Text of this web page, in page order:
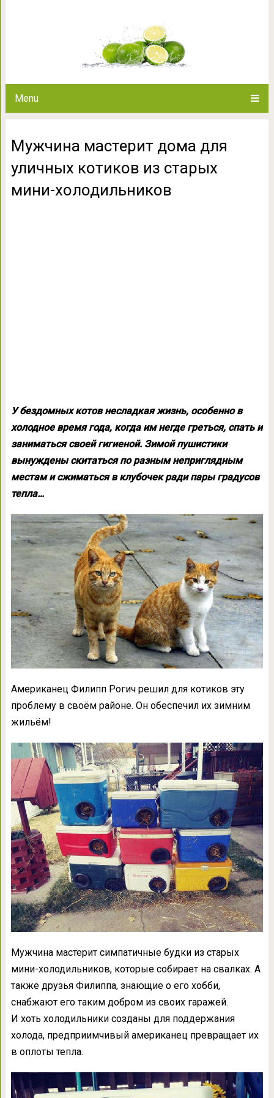
Menu
Мужчина мастерит дома для
уличных котиков из старых
мини-холодильников
У бездомных котов несладкая жизнь, особенно в
холодное время года, когда им негде греться, спать и
заниматься своей гигиеной. Зимой пушистики
вынуждены скитаться по разным неприглядным
местам и сжиматься в клубочек ради пары градусов
тепла…
Американец Филипп Рогич решил для котиков эту
проблему в своём районе. Он обеспечил их зимним
жильём!
Мужчина мастерит симпатичные будки из старых
мини-холодильников, которые собирает на свалках. А
также друзья Филиппа, знающие о его хобби,
снабжают его таким добром из своих гаражей.
И хоть холодильники созданы для поддержания
холода, предприимчивый американец превращает их
в оплоты тепла.